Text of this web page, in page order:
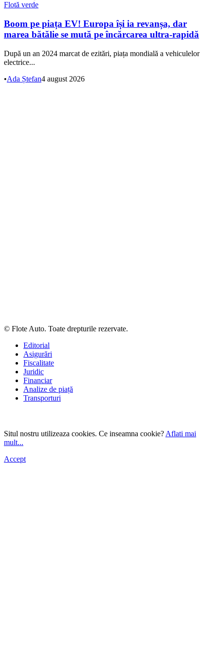
Flotă verde
Boom pe piața EV! Europa își ia revanșa, dar
marea bătălie se mută pe încărcarea ultra-rapidă
După un an 2024 marcat de ezitări, piața mondială a vehiculelor
electrice...
•Ada Ștefan4 august 2026
© Flote Auto. Toate drepturile rezervate.
Editorial
Asigurări
Fiscalitate
Juridic
Financiar
Analize de piață
Transporturi
Situl nostru utilizeaza cookies. Ce inseamna cookie? Aflati mai
mult...
Accept